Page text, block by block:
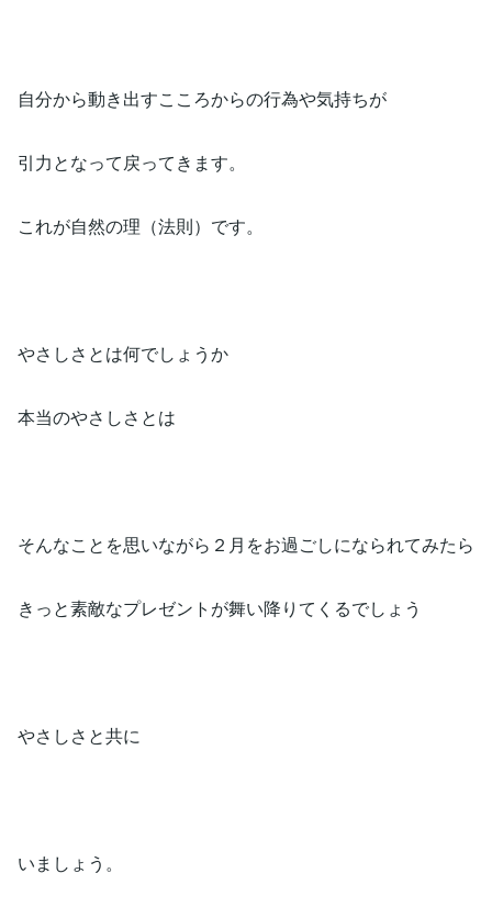
自分から動き出すこころからの行為や気持ちが
引力となって戻ってきます。
これが自然の理（法則）です。
やさしさとは何でしょうか
本当のやさしさとは
そんなことを思いながら２月をお過ごしになられてみたら
きっと素敵なプレゼントが舞い降りてくるでしょう
やさしさと共に
いましょう。